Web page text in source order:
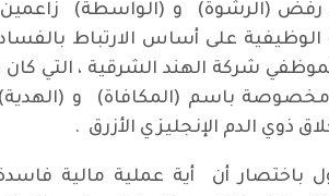
رفض (الرشوة) و (الواسطة) زاعمين
على أساس الارتباط بالفساد
شركة الهند الشرقية ، التي
باسم (المكافاة) و
ذوي الدم الإنجليزي الأزرق .
باختصار أن أية عملية مالية